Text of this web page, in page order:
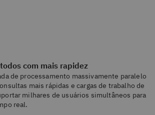
com mais rapidez
de processamento massivamente paralelo
mais rápidas e cargas de trabalho de
milhares de usuários simultâneos para
real.